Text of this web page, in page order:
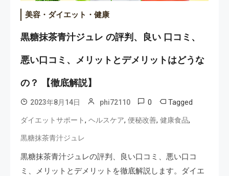
美容・ダイエット・健康
黒糖抹茶青汁ジュレ の評判、良い 口コミ、
悪い口コミ、メリットとデメリットはどうな
の？ 【徹底解説】
2023年8月14日 phi72110 0 Tagged
ダイエットサポート, ヘルスケア, 便秘改善, 健康食品,
黒糖抹茶青汁ジュレ
黒糖抹茶青汁ジュレの評判、良い口コミ、悪い口コ
ミ、メリットとデメリットを徹底解説します。ダイエ